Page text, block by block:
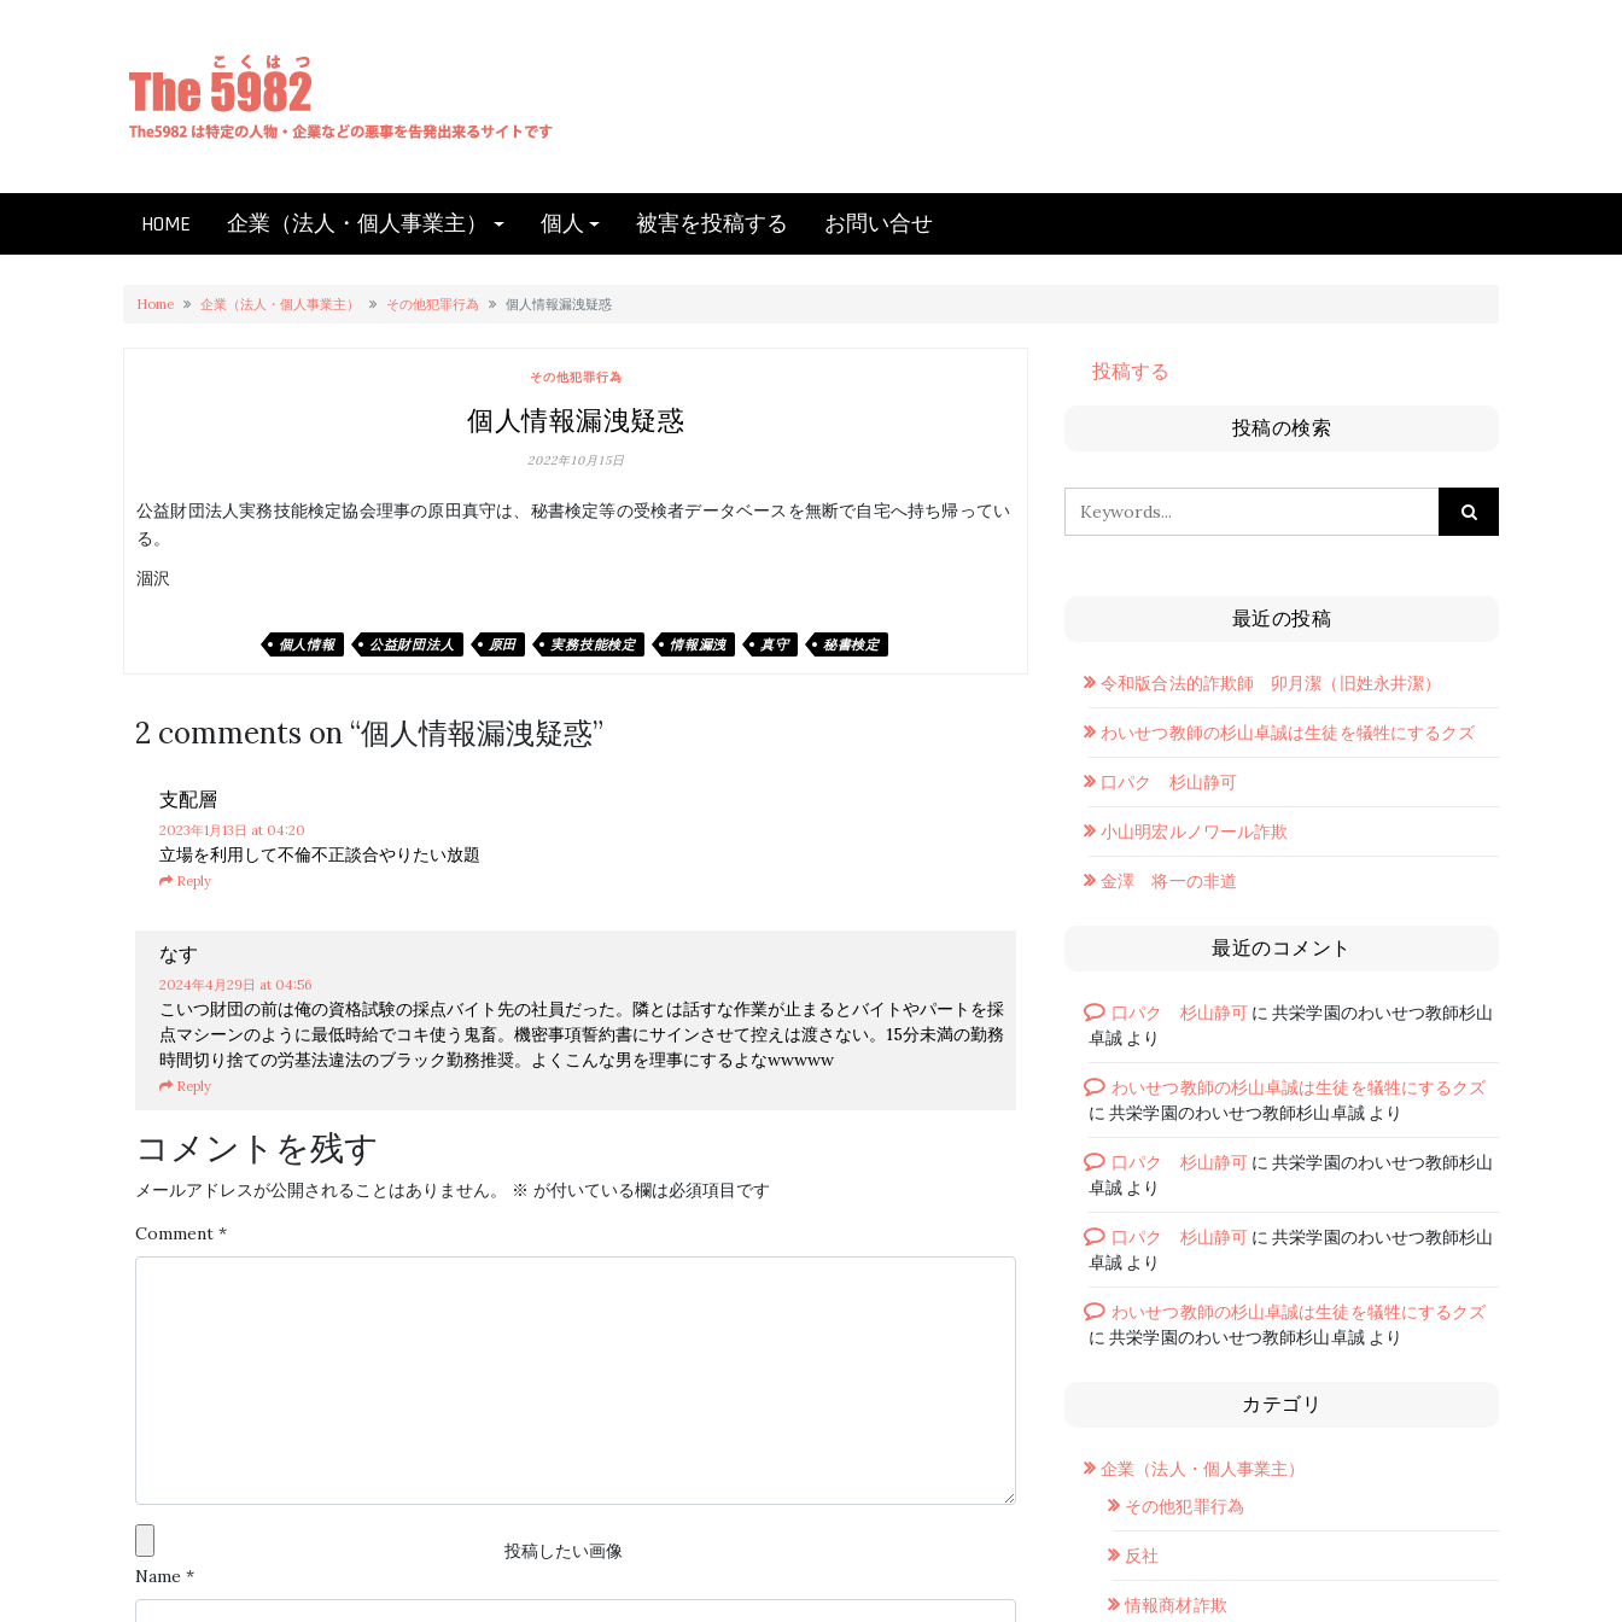
HOME 企業（法人・個人事業主） 個人 被害を投稿する お問い合せ
Home 企業（法人・個人事業主） その他犯罪行為 個人情報漏洩疑惑
その他犯罪行為
個人情報漏洩疑惑
2022年10月15日
公益財団法人実務技能検定協会理事の原田真守は、秘書検定等の受検者データベースを無断で自宅へ持ち帰ってい
る。
涸沢
個人情報 公益財団法人 原田 実務技能検定 情報漏洩 真守 秘書検定
2 comments on “個人情報漏洩疑惑”
支配層
2023年1月13日 at 04:20
立場を利用して不倫不正談合やりたい放題
Reply
なす
2024年4月29日 at 04:56
こいつ財団の前は俺の資格試験の採点バイト先の社員だった。隣とは話すな作業が止まるとバイトやパートを採
点マシーンのように最低時給でコキ使う鬼畜。機密事項誓約書にサインさせて控えは渡さない。15分未満の勤務
時間切り捨ての労基法違法のブラック勤務推奨。よくこんな男を理事にするよなwwwww
Reply
コメントを残す
メールアドレスが公開されることはありません。 ※ が付いている欄は必須項目です
Comment *
投稿したい画像
Name *
投稿する
投稿の検索
最近の投稿
令和版合法的詐欺師 卯月潔（旧姓永井潔）
わいせつ教師の杉山卓誠は生徒を犠牲にするクズ
口パク 杉山静可
小山明宏ルノワール詐欺
金澤 将一の非道
最近のコメント
口パク 杉山静可に共栄学園のわいせつ教師杉山
卓誠 より
わいせつ教師の杉山卓誠は生徒を犠牲にするクズ
に共栄学園のわいせつ教師杉山卓誠より
口パク 杉山静可に共栄学園のわいせつ教師杉山
卓誠 より
口パク 杉山静可に共栄学園のわいせつ教師杉山
卓誠 より
わいせつ教師の杉山卓誠は生徒を犠牲にするクズ
に共栄学園のわいせつ教師杉山卓誠より
カテゴリ
企業（法人・個人事業主）
その他犯罪行為
反社
情報商材詐欺